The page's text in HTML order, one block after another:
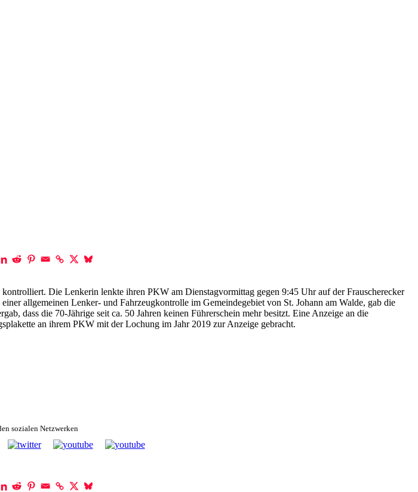
Die Lenkerin lenkte ihren PKW am Dienstagvormittag gegen 9:45 Uhr auf der Frauscherecker
allgemeinen Lenker- und Fahrzeugkontrolle im Gemeindegebiet von St. Johann am Walde, gab die
dass die 70-Jährige seit ca. 50 Jahren keinen Führerschein mehr besitzt. Eine Anzeige an die
an ihrem PKW mit der Lochung im Jahr 2019 zur Anzeige gebracht.
sozialen Netzwerken